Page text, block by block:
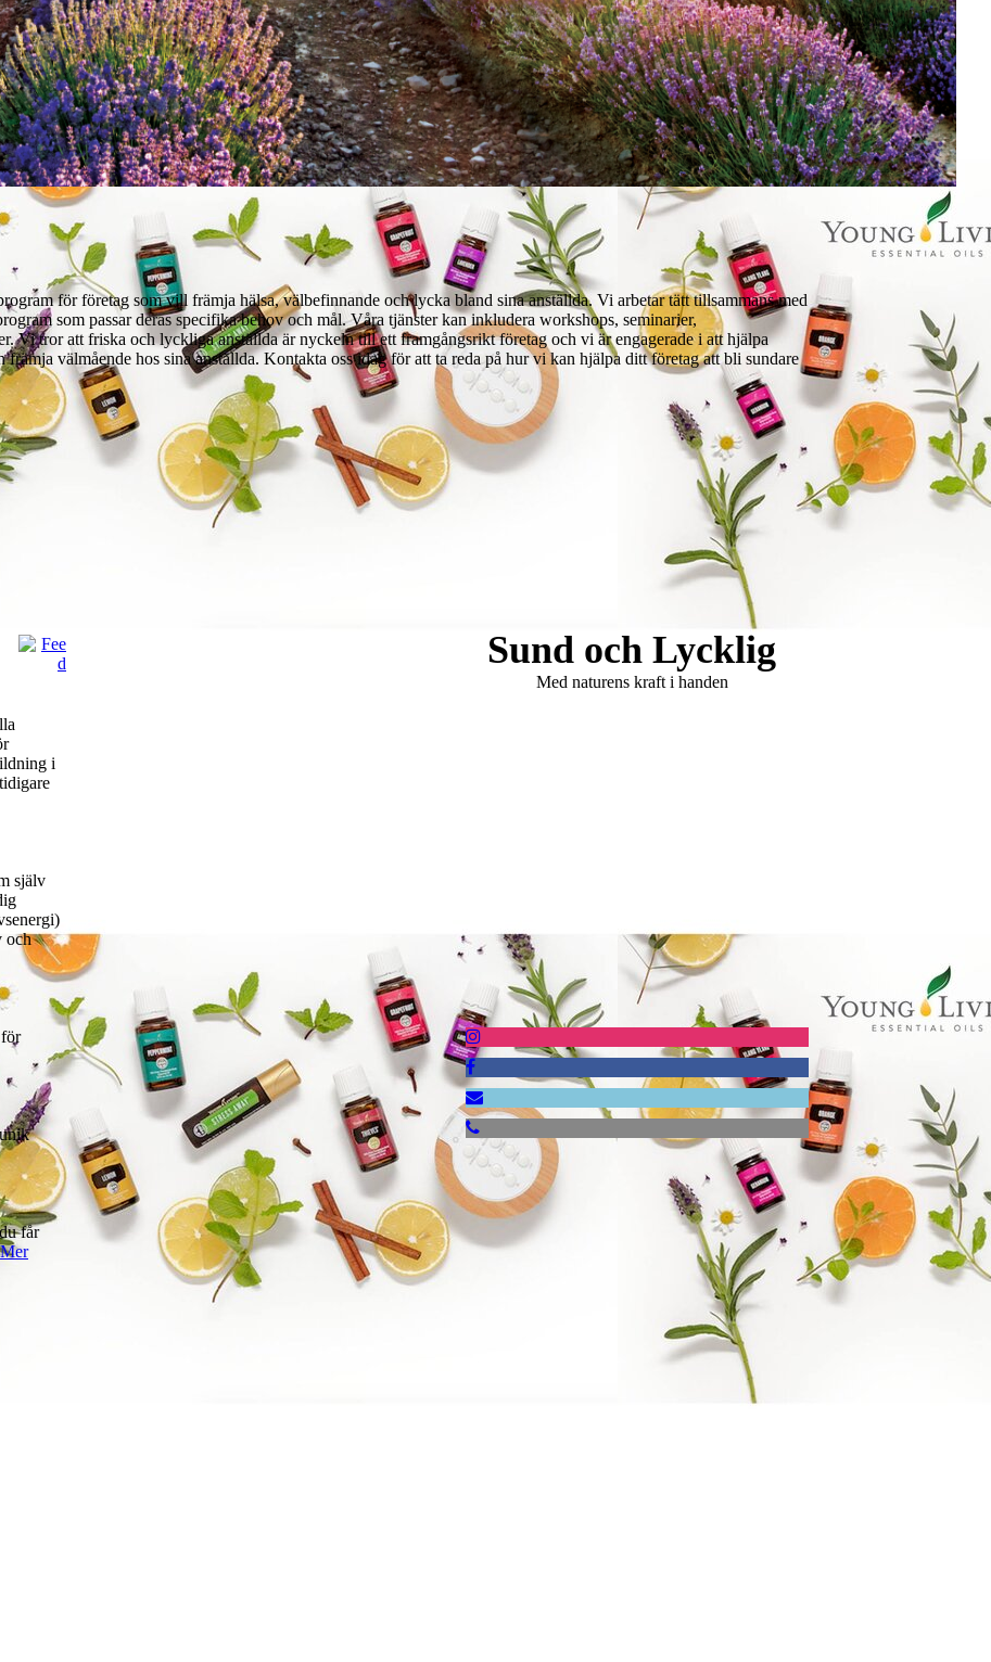
för företag som vill främja hälsa, välbefinnande och lycka bland sina anställda. Vi arbetar tätt tillsammans med
som passar deras specifika behov och mål. Våra tjänster kan inkludera workshops, seminarier,
Vi tror att friska och lyckliga anställda är nyckeln till ett framgångsrikt företag och vi är engagerade i att hjälpa
välmående hos sina anställda. Kontakta oss idag för att ta reda på hur vi kan hjälpa ditt företag att bli sundare
i
själv
och
får
Mer
Sund och Lycklig
Med naturens kraft i handen